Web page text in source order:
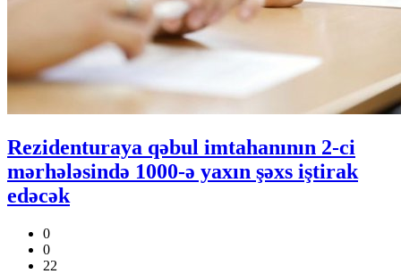
Rezidenturaya qəbul imtahanının 2-ci
mərhələsində 1000-ə yaxın şəxs iştirak
edəcək
0
0
22